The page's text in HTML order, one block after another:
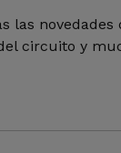
las
circuito y